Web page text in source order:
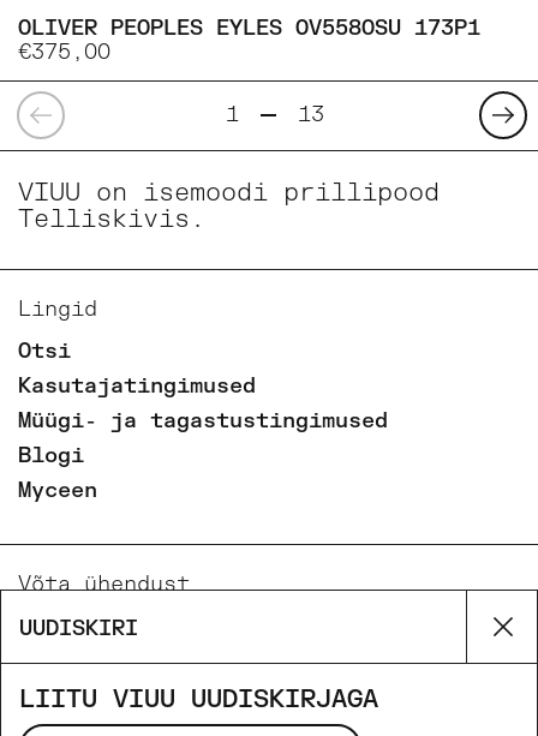
OLIVER PEOPLES EYLES OV5580SU 173P1
€375,00
Eelmine 1 13
VIUU on isemoodi prillipood
Telliskivis.
Lingid
Otsi
Kasutajatingimused
Müügi- ja tagastustingimused
Blogi
Myceen
Võta ühendust
Email
Phone
Facebook
Instagram
UUDISKIRI
LIITU VIUU UUDISKIRJAGA